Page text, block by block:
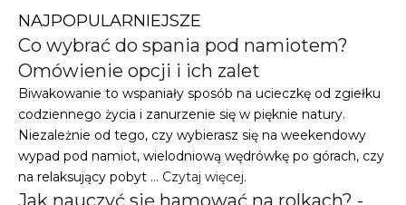
NAJPOPULARNIEJSZE
Co wybrać do spania pod namiotem?
Omówienie opcji i ich zalet
Biwakowanie to wspaniały sposób na ucieczkę od zgiełku
codziennego życia i zanurzenie się w pięknie natury.
Niezależnie od tego, czy wybierasz się na weekendowy
wypad pod namiot, wielodniową wędrówkę po górach, czy
na relaksujący pobyt … Czytaj więcej.
Jak nauczyć się hamować na rolkach? -